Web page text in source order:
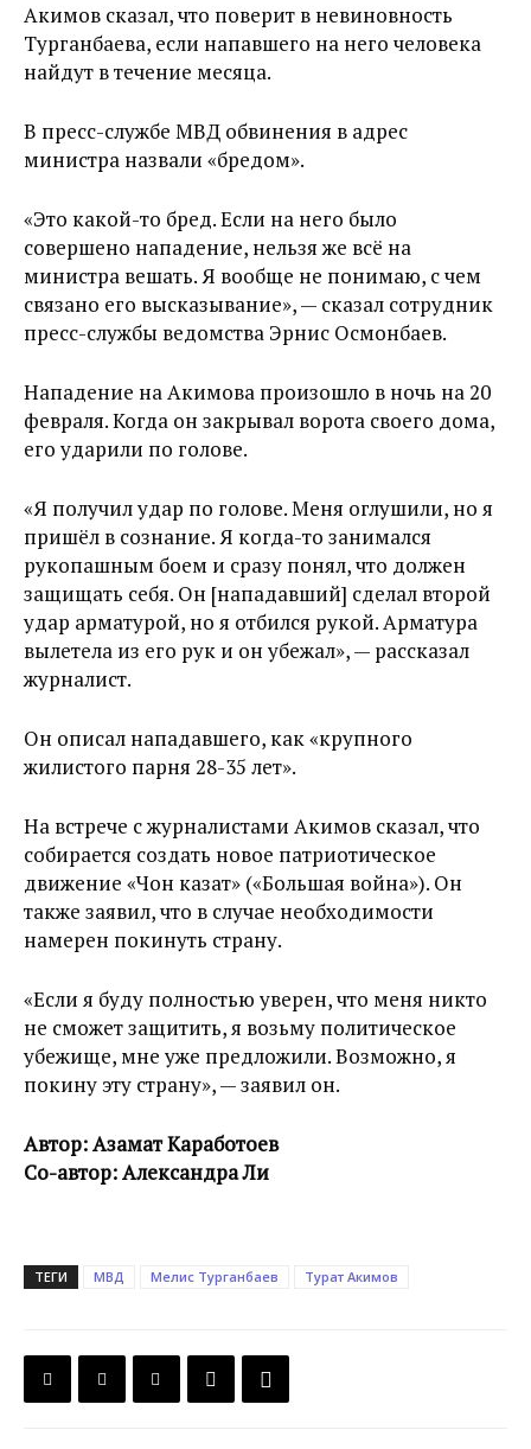
Акимов сказал, что поверит в невиновность
Турганбаева, если напавшего на него человека
найдут в течение месяца.
В пресс-службе МВД обвинения в адрес
министра назвали «бредом».
«Это какой-то бред. Если на него было
совершено нападение, нельзя же всё на
министра вешать. Я вообще не понимаю, с чем
связано его высказывание», — сказал сотрудник
пресс-службы ведомства Эрнис Осмонбаев.
Нападение на Акимова произошло в ночь на 20
февраля. Когда он закрывал ворота своего дома,
его ударили по голове.
«Я получил удар по голове. Меня оглушили, но я
пришёл в сознание. Я когда-то занимался
рукопашным боем и сразу понял, что должен
защищать себя. Он [нападавший] сделал второй
удар арматурой, но я отбился рукой. Арматура
вылетела из его рук и он убежал», — рассказал
журналист.
Он описал нападавшего, как «крупного
жилистого парня 28-35 лет».
На встрече с журналистами Акимов сказал, что
собирается создать новое патриотическое
движение «Чон казат» («Большая война»). Он
также заявил, что в случае необходимости
намерен покинуть страну.
«Если я буду полностью уверен, что меня никто
не сможет защитить, я возьму политическое
убежище, мне уже предложили. Возможно, я
покину эту страну», — заявил он.
Автор: Азамат Каработоев
Со-автор: Александра Ли
ТЕГИ МВД Мелис Турганбаев Турат Акимов